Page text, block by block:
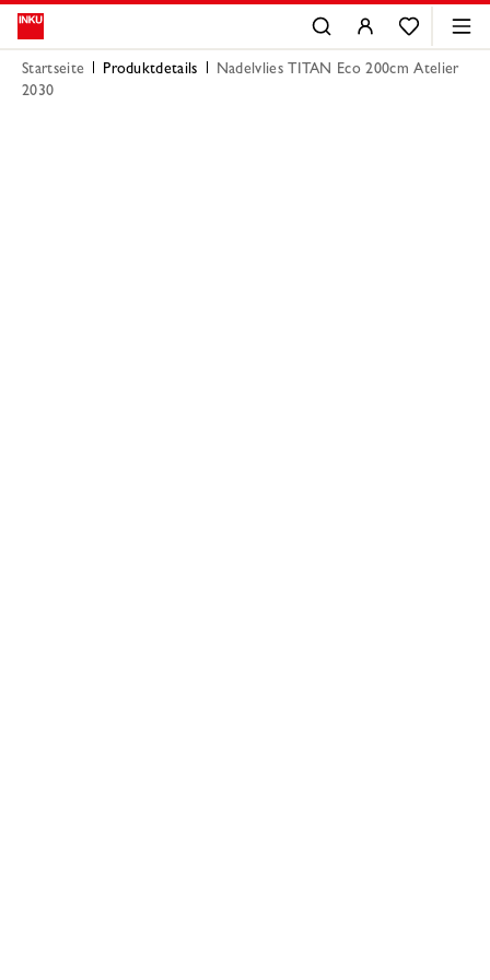
Startseite Produktdetails
Nadelvlies TITAN Eco 200cm Atelier
2030